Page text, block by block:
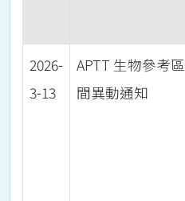
2026-
3-13
APTT 生物參考區
間異動通知